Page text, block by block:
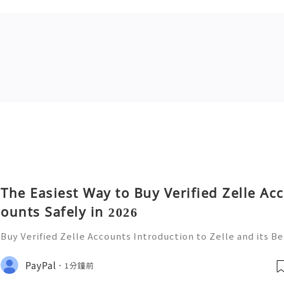
The Easiest Way to Buy Verified Zelle Acc
ounts Safely in 2026
Buy Verified Zelle Accounts Introduction to Zelle and its Be
ways to transfer money has become essential. Enter Zelle—
a popular payment ser
PayPal 1分鐘前